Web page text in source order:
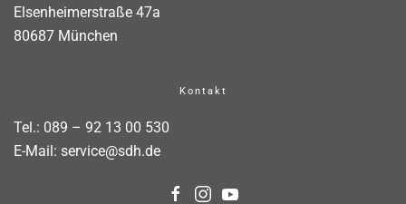
Elsenheimerstraße 47a
80687 München
Kontakt
Tel.: 089 – 92 13 00 530
E-Mail: service@sdh.de